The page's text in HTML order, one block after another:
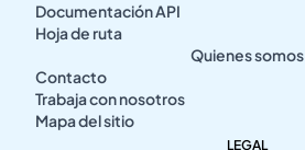
Documentación API
Hoja de ruta
Quienes somos
Contacto
Trabaja con nosotros
Mapa del sitio
LEGAL